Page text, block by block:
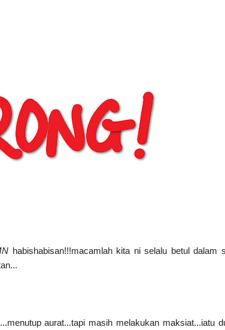
habishabisan!!!macamlah kita ni selalu betul dalam
aurat...tapi masih melakukan maksiat...iatu